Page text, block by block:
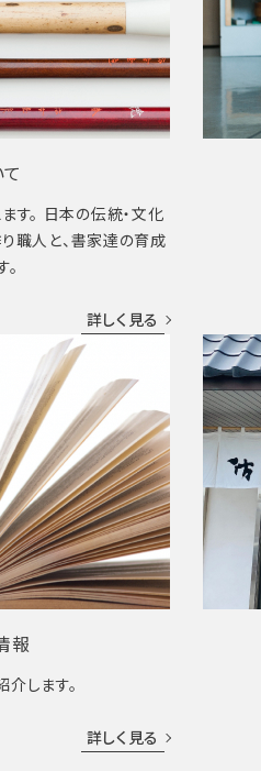
す。 日本の伝統・文化
職人と、書家達の育成
詳しく見る
報
します。
詳しく見る